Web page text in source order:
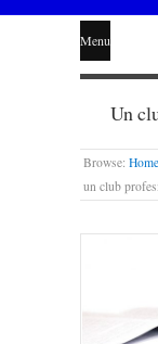
Menu
Un
Browse: Home
un club